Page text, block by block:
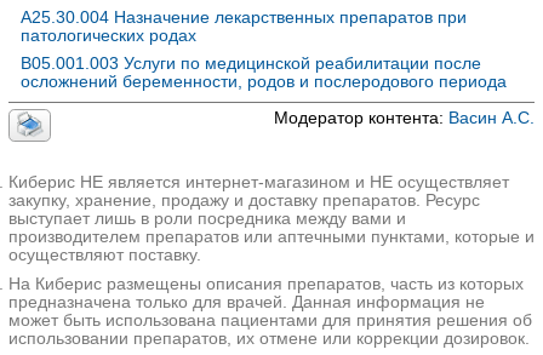
A25.30.004 Назначение лекарственных препаратов при
патологических родах
B05.001.003 Услуги по медицинской реабилитации после
осложнений беременности, родов и послеродового периода
Модератор контента: Васин А.С.
Киберис НЕ является интернет-магазином и НЕ осуществляет
закупку, хранение, продажу и доставку препаратов. Ресурс
выступает лишь в роли посредника между вами и
производителем препаратов или аптечными пунктами, которые и
осуществляют поставку.
На Киберис размещены описания препаратов, часть из которых
предназначена только для врачей. Данная информация не
может быть использована пациентами для принятия решения об
использовании препаратов, их отмене или коррекции дозировок.